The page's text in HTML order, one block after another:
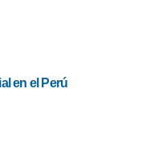
en el Perú